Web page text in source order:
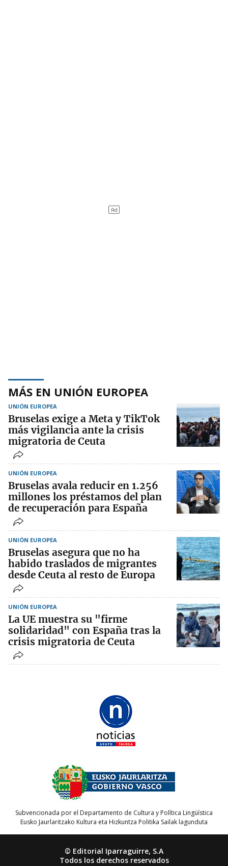
MÁS EN UNIÓN EUROPEA
UNIÓN EUROPEA
Bruselas exige a Meta y TikTok
más vigilancia ante la crisis
migratoria de Ceuta
UNIÓN EUROPEA
Bruselas avala reducir en 1.256
millones los préstamos del plan
de recuperación para España
UNIÓN EUROPEA
Bruselas asegura que no ha
habido traslados de migrantes
desde Ceuta al resto de Europa
UNIÓN EUROPEA
La UE muestra su "firme
solidaridad" con España tras la
crisis migratoria de Ceuta
Subvencionada por el Departamento de Cultura y Política Lingüística
Eusko Jaurlaritzako Kultura eta Hizkuntza Politika Sailak lagunduta
© Editorial Iparraguirre, S.A
Todos los derechos reservados